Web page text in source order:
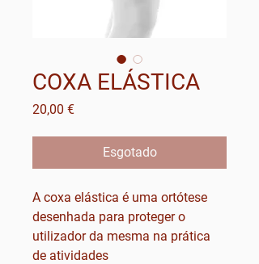
COXA ELÁSTICA
20,00 €Preço
Esgotado
A coxa elástica é uma ortótese
desenhada para proteger o
utilizador da mesma na prática
de atividades